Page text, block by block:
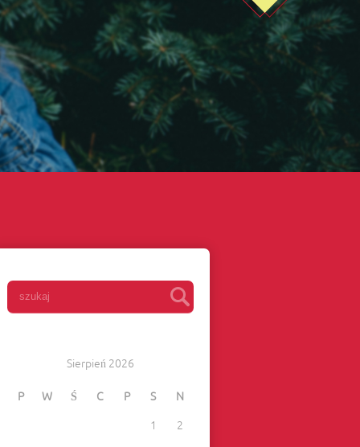
Sierpień 2026
P W Ś C P S N
1 2